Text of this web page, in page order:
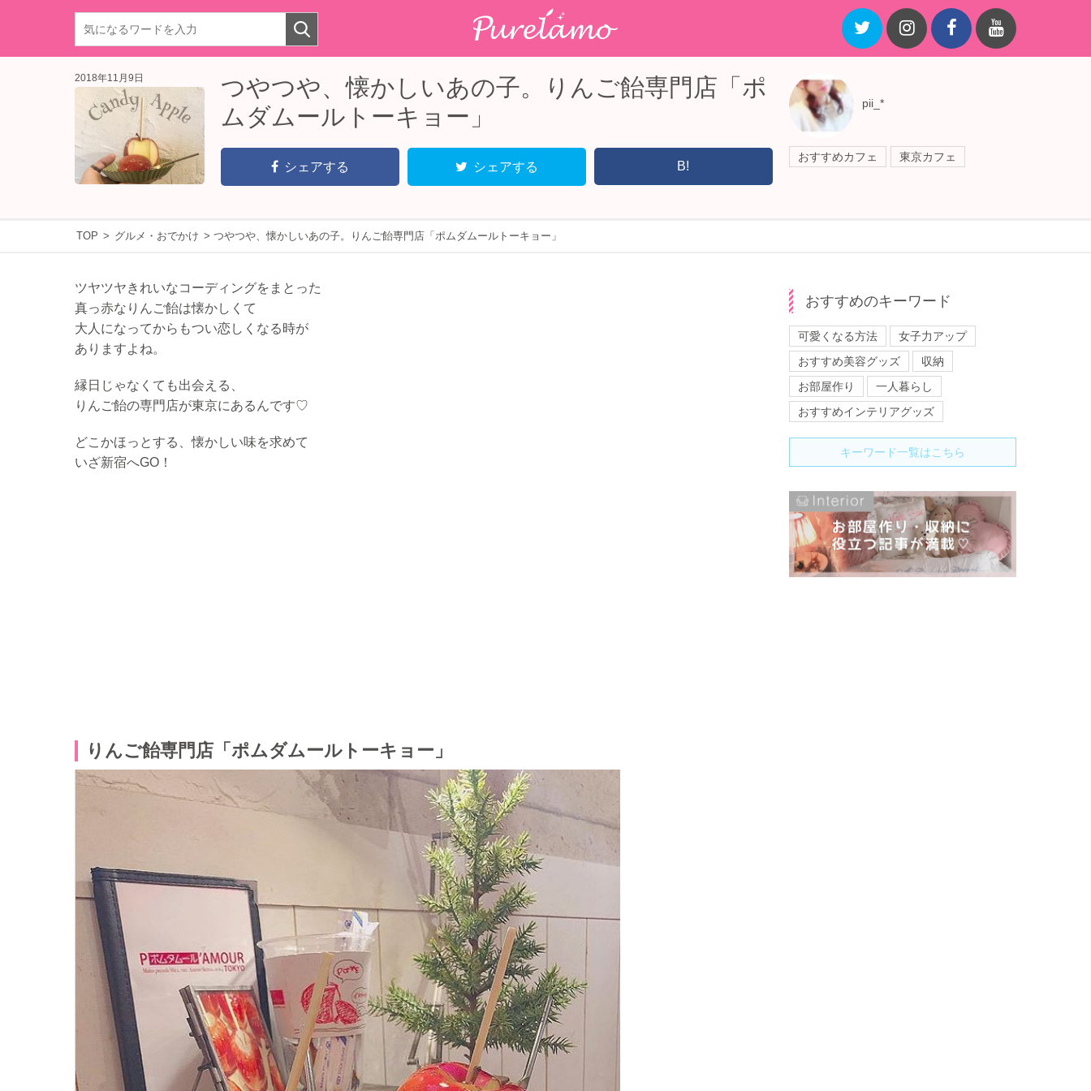
2018年11月9日
つやつや、懐かしいあの子。りんご飴専門店「ポ
ムダムールトーキョー」
シェアする シェアする B!
pii_*
おすすめカフェ 東京カフェ
TOP > グルメ・おでかけ > つやつや、懐かしいあの子。りんご飴専門店「ポムダムールトーキョー」
ツヤツヤきれいなコーディングをまとった
真っ赤なりんご飴は懐かしくて
大人になってからもつい恋しくなる時が
ありますよね。
縁日じゃなくても出会える、
りんご飴の専門店が東京にあるんです♡
どこかほっとする、懐かしい味を求めて
いざ新宿へGO！
りんご飴専門店「ポムダムールトーキョー」
おすすめのキーワード
可愛くなる方法
女子力アップ
おすすめ美容グッズ
収納
お部屋作り
一人暮らし
おすすめインテリアグッズ
キーワード一覧はこちら